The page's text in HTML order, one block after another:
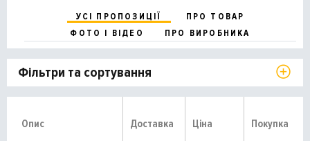
УСІ ПРОПОЗИЦІЇ
ПРО ТОВАР
ФОТО І ВІДЕО
ПРО ВИРОБНИКА
Фільтри та сортування
Опис Доставка Ціна Покупка